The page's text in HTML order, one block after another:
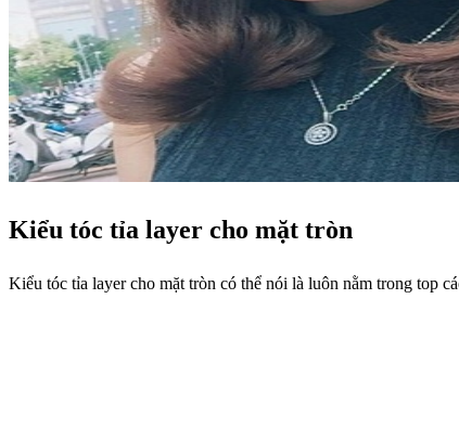
Kiểu tóc tỉa layer cho mặt tròn
Kiểu tóc tỉa layer cho mặt tròn có thể nói là luôn nằm trong top